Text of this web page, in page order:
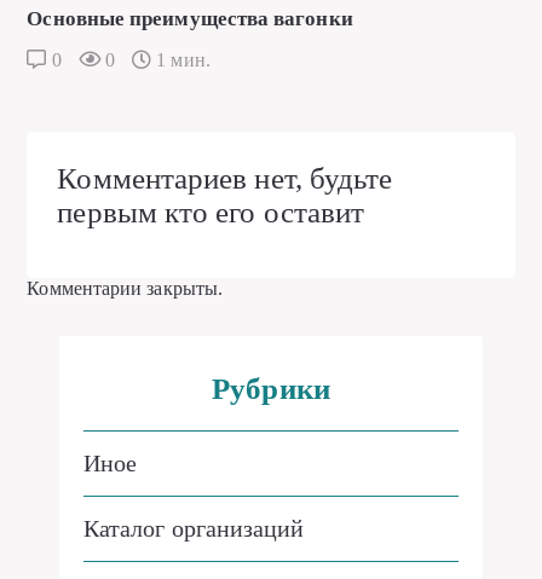
Основные преимущества вагонки
0 0 1 мин.
Комментариев нет, будьте
первым кто его оставит
Комментарии закрыты.
Рубрики
Иное
Каталог организаций